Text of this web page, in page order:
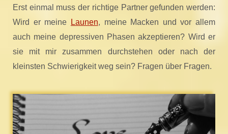
Erst einmal muss der richtige Partner gefunden werden:
Wird er meine
Launen, meine Macken und vor allem
auch meine depressiven Phasen akzeptieren? Wird er
sie mit mir zusammen durchstehen oder nach der
kleinsten Schwierigkeit weg sein? Fragen über Fragen.